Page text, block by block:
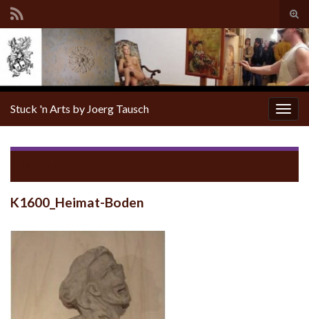
Stuck 'n Arts by Joerg Tausch
K1600_Heimat-Boden